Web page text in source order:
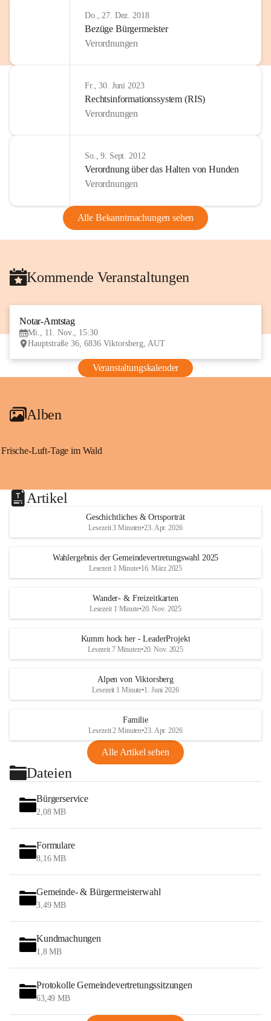
Do., 27. Dez. 2018
Bezüge Bürgermeister
Verordnungen
Fr., 30. Juni 2023
Rechtsinformationssystem (RIS)
Verordnungen
So., 9. Sept. 2012
Verordnung über das Halten von Hunden
Verordnungen
Alle Bekanntmachungen sehen
Kommende Veranstaltungen
Notar-Amtstag
Mi., 11. Nov., 15:30
Hauptstraße 36, 6836 Viktorsberg, AUT
Veranstaltungskalender
Alben
Frische-Luft-Tage im Wald
Artikel
Geschichtliches & Ortsporträt
Lesezeit 3 Minuten•23. Apr. 2026
Wahlergebnis der Gemeindevertretungswahl 2025
Lesezeit 1 Minute•16. März 2025
Wander- & Freizeitkarten
Lesezeit 1 Minute•20. Nov. 2025
Kumm hock her - LeaderProjekt
Lesezeit 7 Minuten•20. Nov. 2025
Alpen von Viktorsberg
Lesezeit 1 Minute•1. Juni 2026
Familie
Lesezeit 2 Minuten•23. Apr. 2026
Alle Artikel sehen
Dateien
Bürgerservice
2,08 MB
Formulare
8,16 MB
Gemeinde- & Bürgermeisterwahl
3,49 MB
Kundmachungen
1,8 MB
Protokolle Gemeindevertretungssitzungen
63,49 MB